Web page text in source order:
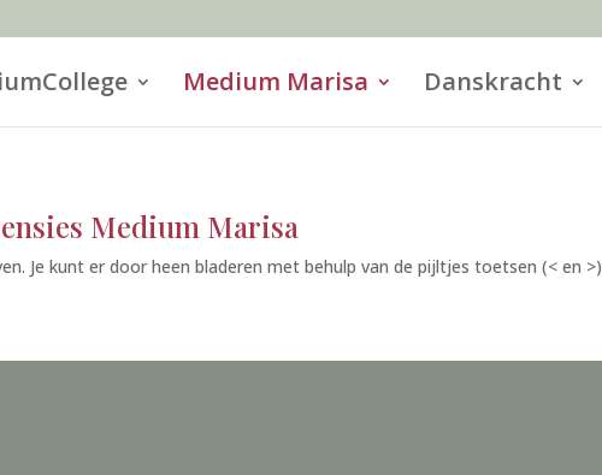
Medium Marisa Danskracht
Medium Marisa
Je kunt er door heen bladeren met behulp van de pijltjes toetsen (< en >)